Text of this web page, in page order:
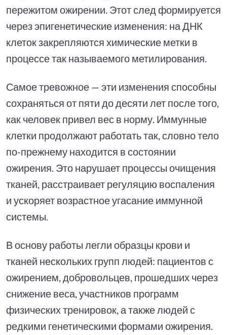
пережитом ожирении. Этот след формируется
через эпигенетические изменения: на ДНК
клеток закрепляются химические метки в
процессе так называемого метилирования.
Самое тревожное — эти изменения способны
сохраняться от пяти до десяти лет после того,
как человек привел вес в норму. Иммунные
клетки продолжают работать так, словно тело
по-прежнему находится в состоянии
ожирения. Это нарушает процессы очищения
тканей, расстраивает регуляцию воспаления
и ускоряет возрастное угасание иммунной
системы.
В основу работы легли образцы крови и
тканей нескольких групп людей: пациентов с
ожирением, добровольцев, прошедших через
снижение веса, участников программ
физических тренировок, а также людей с
редкими генетическими формами ожирения.